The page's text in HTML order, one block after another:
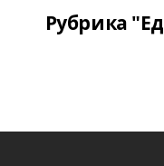
Рубрика